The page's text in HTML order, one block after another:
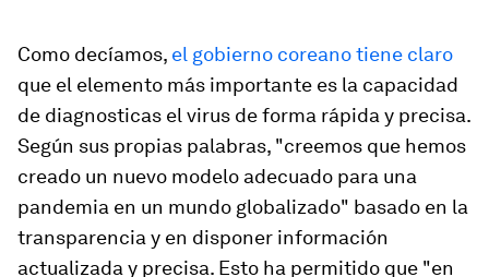
Como decíamos, el gobierno coreano tiene claro
que el elemento más importante es la capacidad
de diagnosticas el virus de forma rápida y precisa.
Según sus propias palabras, "creemos que hemos
creado un nuevo modelo adecuado para una
pandemia en un mundo globalizado" basado en la
transparencia y en disponer información
actualizada y precisa. Esto ha permitido que "en